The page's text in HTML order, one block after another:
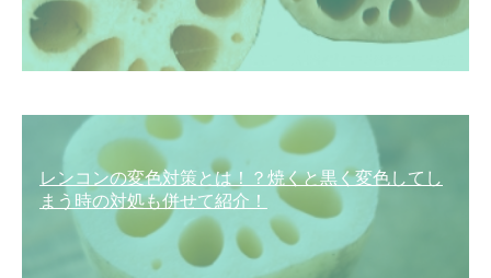
レンコンの変色対策とは！？焼くと黒く変色してし
まう時の対処も併せて紹介！